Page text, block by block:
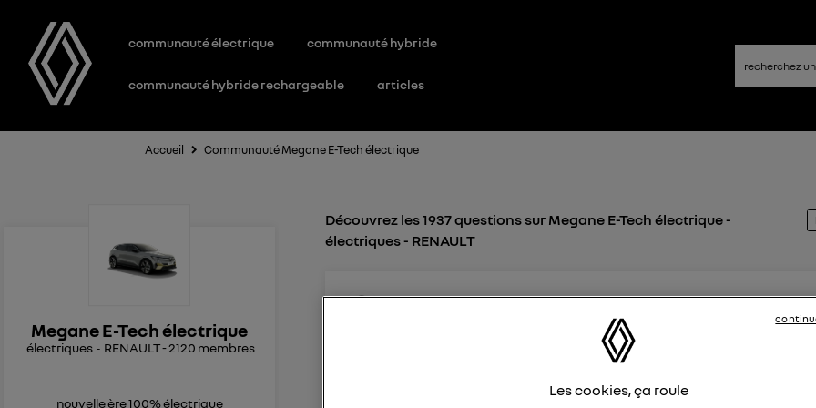
communauté électrique communauté hybride
communauté hybride rechargeable articles
Accueil Communauté Megane E-Tech électrique
Megane E-Tech électrique
électriques RENAULT-2120 membres
nouvelle ère 100% électrique
Découvrez les 1937 questions sur Megane E-Tech électrique -
électriques - RENAULT
schdmn
dans ma Mégane E-tech. Avez-vous aussi ce problème ? La
Les cookies, ça roule